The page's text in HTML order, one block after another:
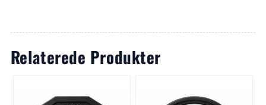
Relaterede Produkter